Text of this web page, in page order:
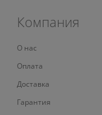
Компания
О нас
Оплата
Доставка
Гарантия